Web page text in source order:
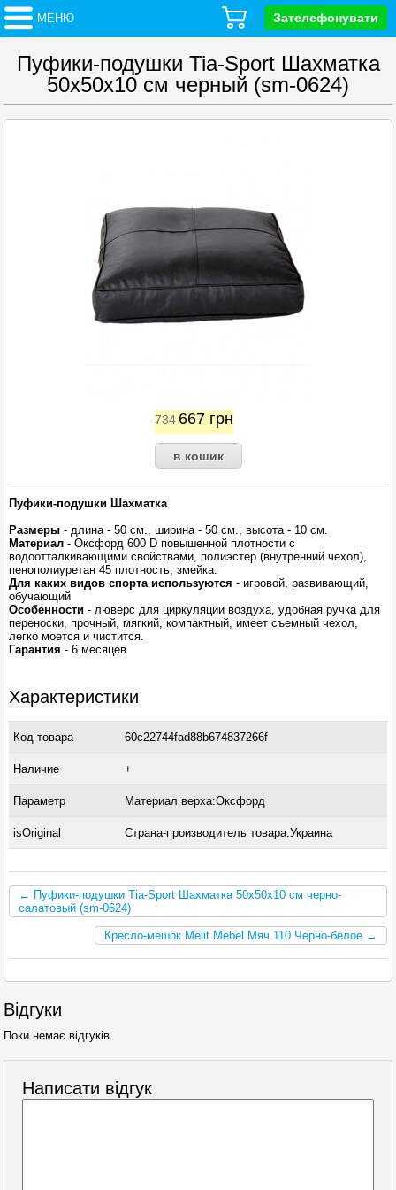
МЕНЮ Зателефонувати
Пуфики-подушки Tia-Sport Шахматка
50х50х10 см черный (sm-0624)
734 667 грн
Пуфики-подушки Шахматка
Размеры- длина - 50 см., ширина - 50 см., высота - 10 см.
Материал- Оксфорд 600 D повышенной плотности с
водоотталкивающими свойствами, полиэстер (внутренний чехол),
пенополиуретан 45 плотность, змейка.
Для каких видов спорта используются - игровой, развивающий,
обучающий
Особенности- люверс для циркуляции воздуха, удобная ручка для
переноски, прочный, мягкий, компактный, имеет съемный чехол,
легко моется и чистится.
Гарантия - 6 месяцев
Характеристики
Код товара 60c22744fad88b674837266f
Наличие +
Параметр Материал верха:Оксфорд
isOriginal Страна-производитель товара:Украина
← Пуфики-подушки Tia-Sport Шахматка 50х50х10 см черно-
салатовый (sm-0624)
Кресло-мешок Melit Mebel Мяч 110 Черно-белое →
Відгуки
Поки немає відгуків
Написати відгук